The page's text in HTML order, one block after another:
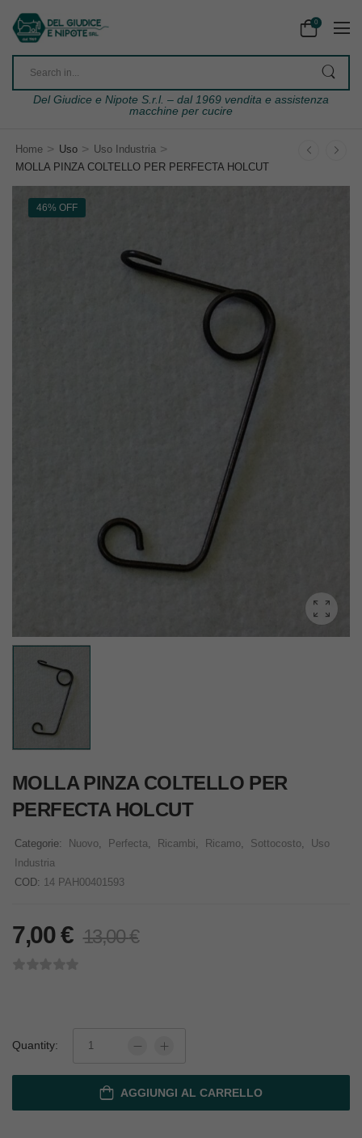
0
Del Giudice e Nipote S.r.l. – dal 1969 vendita e assistenza
macchine per cucire
Home > Uso > Uso Industria >
MOLLA PINZA COLTELLO PER PERFECTA HOLCUT
46% OFF
MOLLA PINZA COLTELLO PER
PERFECTA HOLCUT
Categorie: Nuovo Perfecta Ricambi Ricamo Sottocosto
Uso
Industria
COD: 14 PAH00401593
7,00€ 13,00€
Quantity:
AGGIUNGI AL CARRELLO